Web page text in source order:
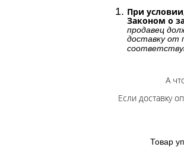
При
Законом о
продавец
доставку от
А
Если доставку
Товар